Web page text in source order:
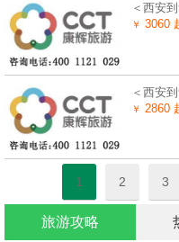
＜西安
￥ 3060
＜西安
￥ 2860
1 2 3
旅游攻略